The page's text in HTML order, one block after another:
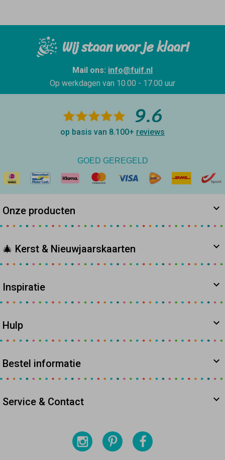
Wij staan voor je klaar!
Mail ons: info@fuif.nl
Op werkdagen van 10.00 - 17.00 uur
9.6
op basis van 8.100+ reviews
GOED GEREGELD
Onze producten
🎄 Kerst & Nieuwjaarskaarten
Inspiratie
Hulp
Bestel informatie
Service & Contact